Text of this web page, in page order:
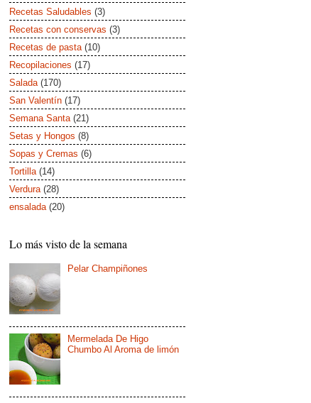
Recetas Saludables (3)
Recetas con conservas (3)
Recetas de pasta (10)
Recopilaciones (17)
Salada (170)
San Valentín (17)
Semana Santa (21)
Setas y Hongos (8)
Sopas y Cremas (6)
Tortilla (14)
Verdura (28)
ensalada (20)
Lo más visto de la semana
Pelar Champiñones
Mermelada De Higo
Chumbo Al Aroma de limón